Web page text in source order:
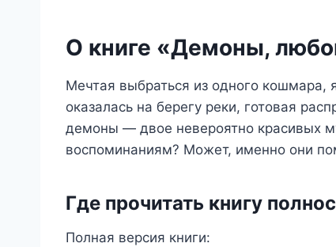
О книге «Демоны,
Мечтая выбраться из одного кошмара,
оказалась на берегу реки, готовая
демоны — двое невероятно красивых
воспоминаниям? Может, именно они
Где прочитать книгу
Полная версия книги: